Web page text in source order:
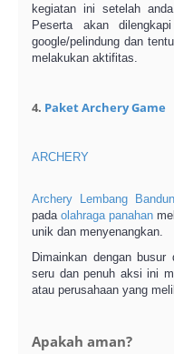
kegiatan ini setelah
Peserta akan
google/pelindung dan
melakukan aktifitas.
4. Paket Archery Game
ARCHERY
Archery Lembang
pada olahraga panahan
unik dan menyenangkan.
Dimainkan dengan busur
seru dan penuh aksi ini
atau perusahaan yang
Apakah aman?